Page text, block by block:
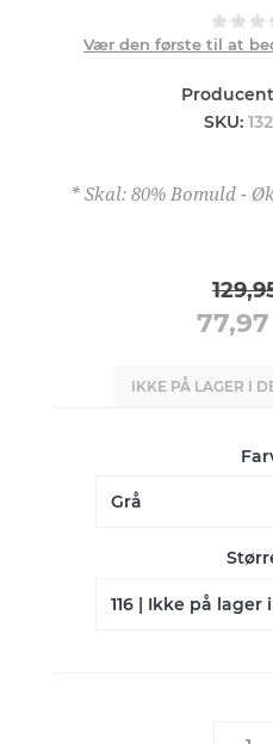
Vær den første til at
SKU:
* Skal: 80% Bomuld -
IKKE PÅ LAGER I